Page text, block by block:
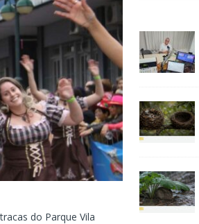
do Parque Vila